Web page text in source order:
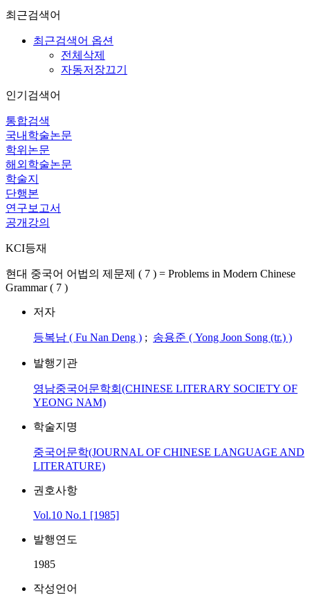
최근검색어
최근검색어 옵션
전체삭제
자동저장끄기
인기검색어
통합검색
국내학술논문
학위논문
해외학술논문
학술지
단행본
연구보고서
공개강의
KCI등재
현대 중국어 어법의 제문제 ( 7 ) = Problems in Modern Chinese
Grammar ( 7 )
저자
등복남 ( Fu Nan Deng ) ; 송용준 ( Yong Joon Song (tr.) )
발행기관
영남중국어문학회(CHINESE LITERARY SOCIETY OF
YEONG NAM)
학술지명
중국어문학(JOURNAL OF CHINESE LANGUAGE AND
LITERATURE)
권호사항
Vol.10 No.1 [1985]
발행연도
1985
작성언어